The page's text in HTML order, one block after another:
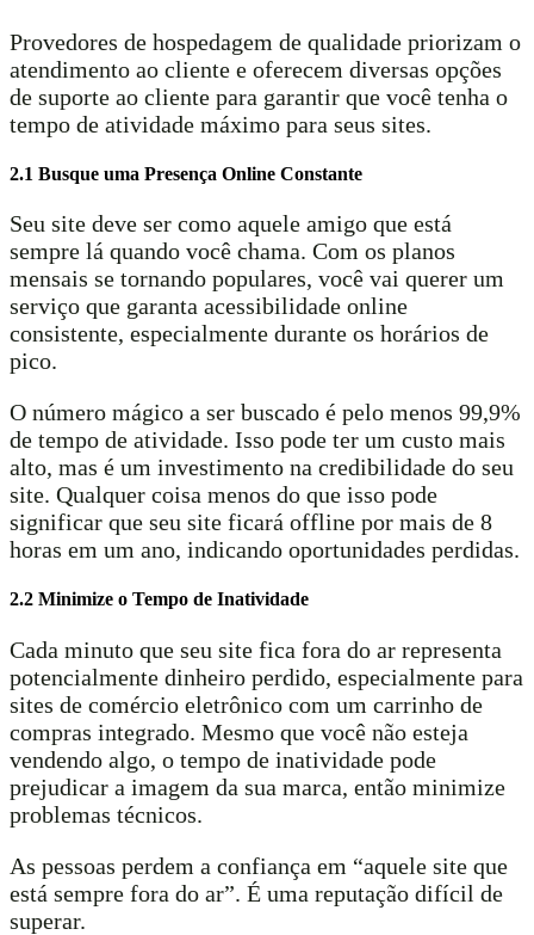
Provedores de hospedagem de qualidade priorizam o
atendimento ao cliente e oferecem diversas opções
de suporte ao cliente para garantir que você tenha o
tempo de atividade máximo para seus sites.
2.1 Busque uma Presença Online Constante
Seu site deve ser como aquele amigo que está
sempre lá quando você chama. Com os planos
mensais se tornando populares, você vai querer um
serviço que garanta acessibilidade online
consistente, especialmente durante os horários de
pico.
O número mágico a ser buscado é pelo menos 99,9%
de tempo de atividade. Isso pode ter um custo mais
alto, mas é um investimento na credibilidade do seu
site. Qualquer coisa menos do que isso pode
significar que seu site ficará offline por mais de 8
horas em um ano, indicando oportunidades perdidas.
2.2 Minimize o Tempo de Inatividade
Cada minuto que seu site fica fora do ar representa
potencialmente dinheiro perdido, especialmente para
sites de comércio eletrônico com um carrinho de
compras integrado. Mesmo que você não esteja
vendendo algo, o tempo de inatividade pode
prejudicar a imagem da sua marca, então minimize
problemas técnicos.
As pessoas perdem a confiança em “aquele site que
está sempre fora do ar”. É uma reputação difícil de
superar.